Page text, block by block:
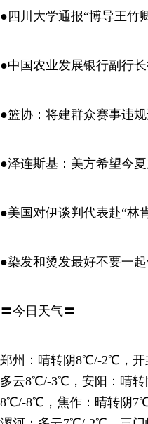
●四川大学通报“博导王竹
●中国农业发展银行副行
●篮协：将建群众赛事违
●泽连斯基：美方希望今
●美国对伊谈判代表赴“林
●染发和烫发最好不要一
〓今日天气〓
郑州：晴转阴8℃/-2℃，
多云8℃/-3℃，安阳：晴
8℃/-8℃，焦作：晴转阴